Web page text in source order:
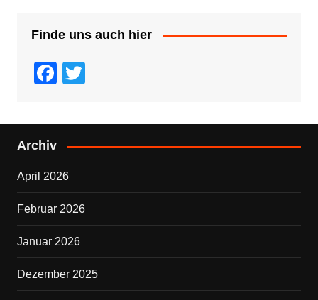
Finde uns auch hier
F
c
e
o
o
k
tt
er
Archiv
April 2026
Februar 2026
Januar 2026
Dezember 2025